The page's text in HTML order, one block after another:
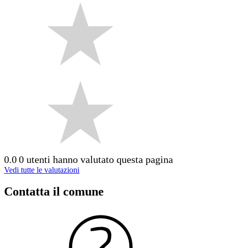
0.00 utenti hanno valutato questa pagina
Vedi tutte le valutazioni
Contatta il comune